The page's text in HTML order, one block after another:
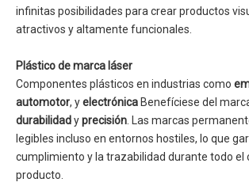
infinitas posibilidades para crear productos
atractivos y altamente funcionales.
Plástico de marca láser
Componentes plásticos en industrias como
automotor, yelectrónica Benefíciese del
durabilidadyprecisión. Las marcas
legibles incluso en entornos hostiles, lo que
cumplimiento y la trazabilidad durante todo el
producto.